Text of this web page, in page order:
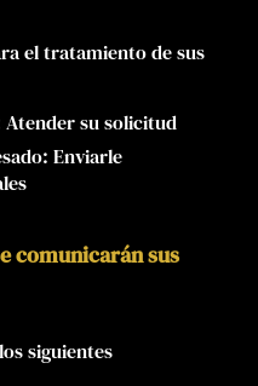
el tratamiento de sus
su solicitud
Enviarle
comunicarán sus
siguientes